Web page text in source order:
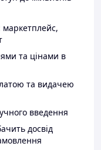
та цінами в
та видачею
введення
досвід